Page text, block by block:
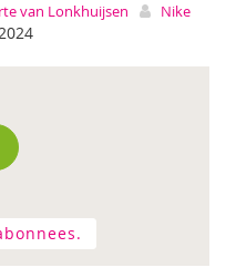
van Lonkhuijsen
Nike